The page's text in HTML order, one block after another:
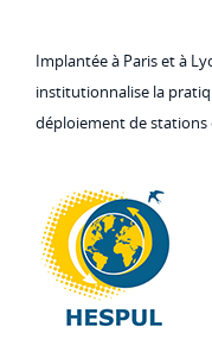
Implantée à Paris et à
institutionnalise la
déploiement de stations